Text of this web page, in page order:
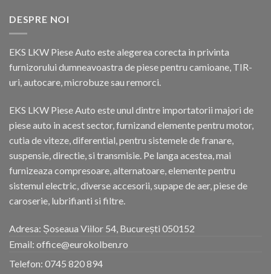
DESPRE NOI
EKS LKW Piese Auto este alegerea corecta in privinta
furnizorului dumneavoastra de piese pentru camioane, TIR-
uri, autocare, microbuze sau remorci.
EKS LKW Piese Auto este unul dintre importatorii majori de
piese auto in acest sector, furnizand elemente pentru motor,
cutia de viteze, diferential, pentru sistemele de franare,
suspensie, directie, si transmisie. Pe langa acestea, mai
furnizeaza compresoare, alternatoare, elemente pentru
sistemul electric, diverse accesorii, supape de aer, piese de
caroserie, lubrifianti si filtre.
Adresa: Șoseaua Viilor 54, București 050152
Email: office@eurokolben.ro
Telefon: 0745 820 894